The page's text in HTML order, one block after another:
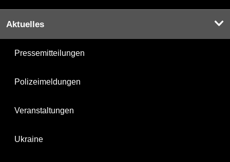
Aktuelles
Pressemitteilungen
Polizeimeldungen
Veranstaltungen
Ukraine